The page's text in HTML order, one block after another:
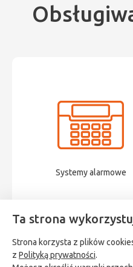
Systemy alarmowe
Ta strona
Strona korzysta z plików
z Polityką prywatności.